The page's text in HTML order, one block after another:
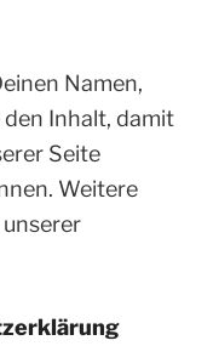
Namen,
den Inhalt, damit
Seite
Weitere